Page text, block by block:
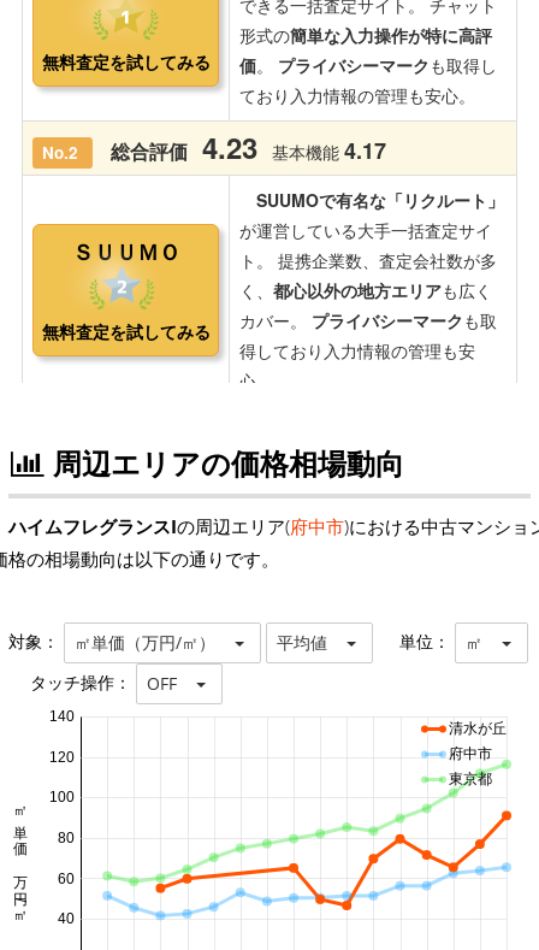
周辺エリアの価格相場動向
ハイムフレグランスIの周辺エリア(府中市)における中古マンショ
格の相場動向は以下の通りです。
対象： ㎡単価（万円/㎡） 平均値 単位： ㎡
タッチ操作： OFF
40
60
80
100
120
140
㎡単価 万円/㎡
清水が丘
府中市
東京都